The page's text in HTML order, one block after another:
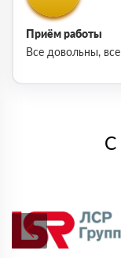
Приём работы
Все довольны,
С